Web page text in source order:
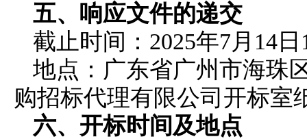
五、 响应文件的递交
截止时间： 2025年7月 14日
地点： 广东省广州市海珠
购招标代理有限公司开标室
六、开标时间及地点